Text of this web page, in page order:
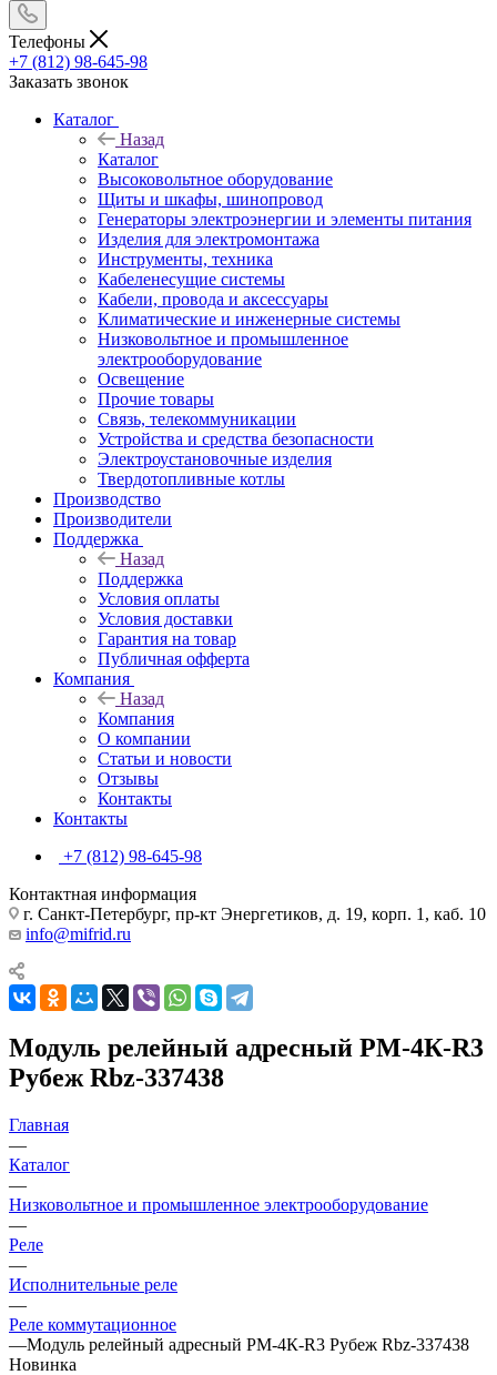
Телефоны
+7 (812) 98-645-98
Заказать звонок
Каталог
Назад
Каталог
Высоковольтное оборудование
Щиты и шкафы, шинопровод
Генераторы электроэнергии и элементы питания
Изделия для электромонтажа
Инструменты, техника
Кабеленесущие системы
Кабели, провода и аксессуары
Климатические и инженерные системы
Низковольтное и промышленное
электрооборудование
Освещение
Прочие товары
Связь, телекоммуникации
Устройства и средства безопасности
Электроустановочные изделия
Твердотопливные котлы
Производство
Производители
Поддержка
Назад
Поддержка
Условия оплаты
Условия доставки
Гарантия на товар
Публичная офферта
Компания
Назад
Компания
О компании
Статьи и новости
Отзывы
Контакты
Контакты
+7 (812) 98-645-98
Контактная информация
г. Санкт-Петербург, пр-кт Энергетиков, д. 19, корп. 1, каб. 10
info@mifrid.ru
Модуль релейный адресный РМ-4К-R3
Рубеж Rbz-337438
Главная
—
Каталог
—
Низковольтное и промышленное электрооборудование
—
Реле
—
Исполнительные реле
—
Реле коммутационное
—Модуль релейный адресный РМ-4К-R3 Рубеж Rbz-337438
Новинка